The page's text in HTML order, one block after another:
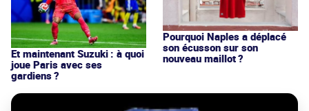
Et maintenant Suzuki : à quoi
joue Paris avec ses
gardiens ?
Pourquoi Naples a déplacé
son écusson sur son
nouveau maillot ?